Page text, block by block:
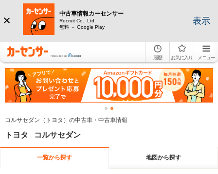
中古車情報カーセンサー
Recruit Co., Ltd.
無料 － Google Play
表示
履歴 お気に入り メニュー
コルサセダン（トヨタ）の中古車・中古車情報
トヨタ コルサセダン
一覧から探す 地図から探す